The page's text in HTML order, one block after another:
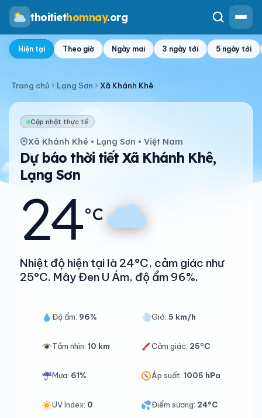
thoitiethomnay.org
Hiện tại Theo giờ Ngày mai 3 ngày tới 5 ngày tới
Trang chủ Lạng Sơn Xã Khánh Khê
Cập nhật thực tế
Xã Khánh Khê • Lạng Sơn • Việt Nam
Dự báo thời tiết Xã Khánh Khê,
Lạng Sơn
24°C
Nhiệt độ hiện tại là 24°C, cảm giác như
25°C. Mây Đen U Ám, độ ẩm 96%.
Độ ẩm: 96% Gió:5 km/h
Tầm nhìn: 10 km Cảm giác: 25°C
Mưa: 61% Áp suất:1005 hPa
UV Index: 0 Điểm sương: 24°C